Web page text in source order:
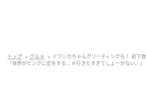
トップ グルメ
イワシカちゃんグリーティングも！ 岩下
「世界がピンクに恋をする… ＃行きたすぎてしょーがない。」